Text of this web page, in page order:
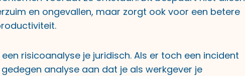
en ongevallen, maar zorgt ook voor een betere
risicoanalyse je juridisch. Als er toch een incident
analyse aan dat je als werkgever je